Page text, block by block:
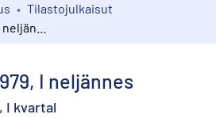
Tilastojulkaisut
I neljännes
I kvartal